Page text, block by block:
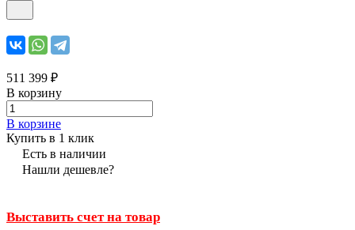
511 399 ₽
В корзину
В корзине
Купить в 1 клик
Есть в наличии
Нашли дешевле?
Выставить счет на товар